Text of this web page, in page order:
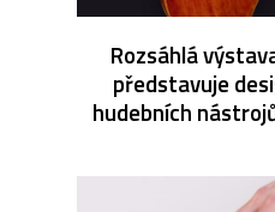
Rozsáhlá
představuje
hudebních